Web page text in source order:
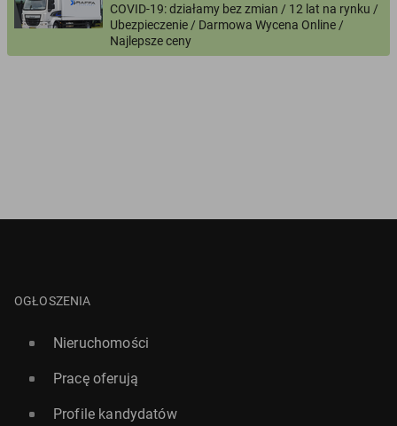
Twój telefon
Numer telefon wg wzoru NR KIERUNKOWY KRAJU NR TELEFONU , np.:
COVID-19: działamy bez zmian / 12 lat na rynku /
Ubezpieczenie / Darmowa Wycena Online /
Najlepsze ceny
OGŁOSZENIA
Nieruchomości
Pracę oferują
Profile kandydatów